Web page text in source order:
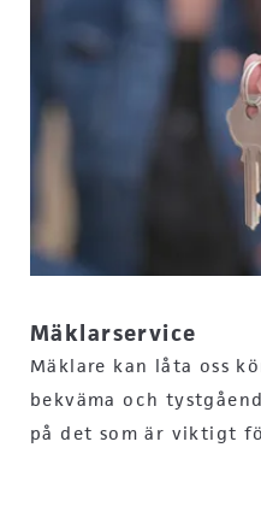
Mäklarservice
Mäklare kan låta oss
bekväma och
på det som är viktigt